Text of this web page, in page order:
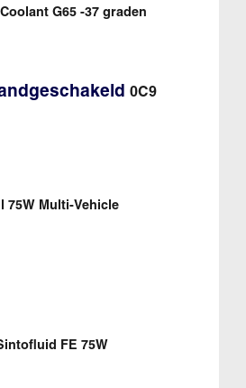
G65 -37 graden
0C9
75W Multi-Vehicle
FE 75W